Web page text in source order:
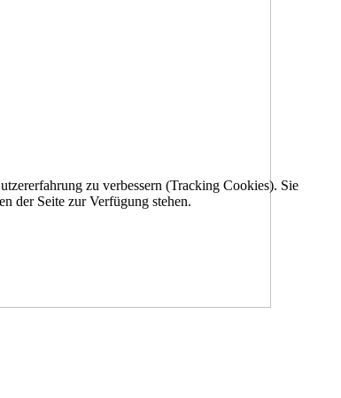
zu verbessern (Tracking Cookies). Sie
der Seite zur Verfügung stehen.